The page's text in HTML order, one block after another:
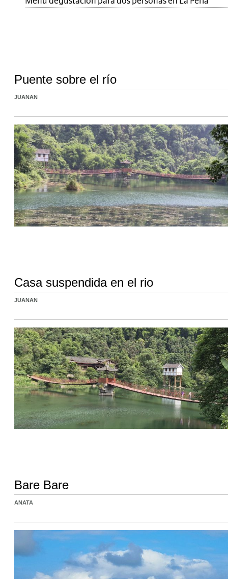
Puente sobre el río
JUANAN
Casa suspendida en el rio
JUANAN
Bare Bare
ANATA